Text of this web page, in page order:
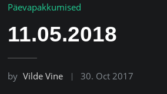
Päevapakkumised
11.05.2018
by Vilde Vine 30. Oct 2017